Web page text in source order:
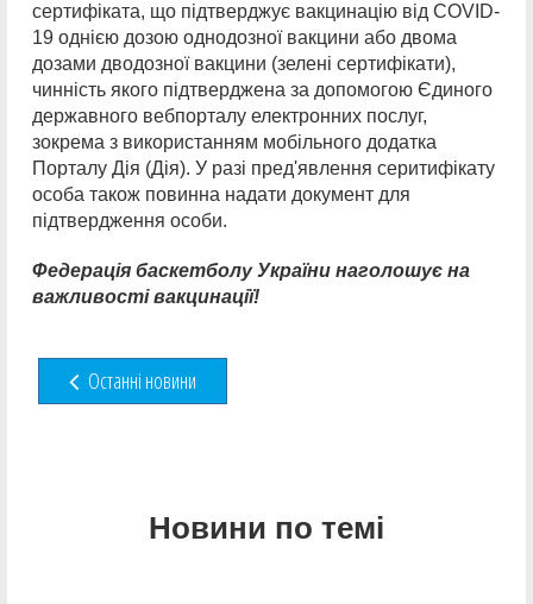
сертифіката, що підтверджує вакцинацію від COVID-
19 однією дозою однодозної вакцини або двома
дозами дводозної вакцини (зелені сертифікати),
чинність якого підтверджена за допомогою Єдиного
державного вебпорталу електронних послуг,
зокрема з використанням мобільного додатка
Порталу Дія (Дія). У разі пред'явлення серитифікату
особа також повинна надати документ для
підтвердження особи.
Федерація баскетболу України наголошує на
важливості вакцинації!
Останні новини
Новини по темі